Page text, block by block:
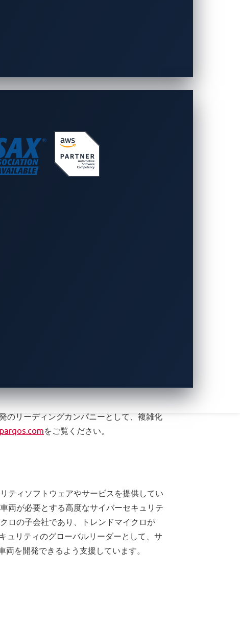
も急成長しているIVIオペレーティングシ
メント（IVI）システムを開発していま
タムHMI（Human-Machine Interface）、
化を後押しします。大手自動車、トラッ
OSを導入しています。P3デジタルサ
のリーディングカンパニーとして、複雑化
をご覧ください。
ティソフトウェアやサービスを提供してい
両が必要とする高度なサイバーセキュリテ
ロの子会社であり、トレンドマイクロが
ュリティのグローバルリーダーとして、サ
を開発できるよう支援しています。